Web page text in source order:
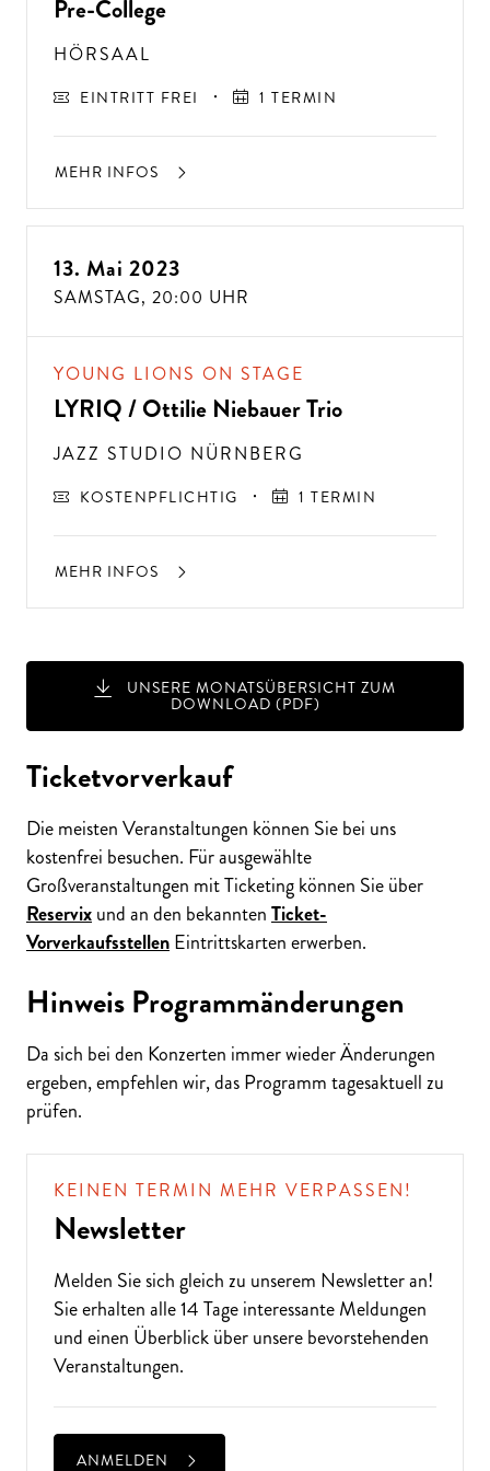
A
USSER
G
EW
Ö
H
N
LIC
H
E K
O
N
ZER
TER
LEBN
ISSE
S
T
E
H
E
N
SI
E
A
U
F
P
E
R
F
O
R
M
A
N
C
E
S
?
ALTE MUSIK BIS ZEITGENÖSSISCH
LIEBEN SIE DIE OPER?
Pre-College
HÖRSAAL
EINTRITT FREI 1 TERMIN
MEHR INFOS
13. Mai 2023
SAMSTAG, 20:00 UHR
YOUNG LIONS ON STAGE
LYRIQ / Ottilie Niebauer Trio
JAZZ STUDIO NÜRNBERG
KOSTENPFLICHTIG 1 TERMIN
MEHR INFOS
UNSERE MONATSÜBERSICHT ZUM
DOWNLOAD (PDF)
Ticketvorverkauf
Die meisten Veranstaltungen können Sie bei uns
kostenfrei besuchen. Für ausgewählte
Großveranstaltungen mit Ticketing können Sie über
Reservixund an den bekanntenTicket-
VorverkaufsstellenEintrittskarten erwerben.
Hinweis Programmänderungen
Da sich bei den Konzerten immer wieder Änderungen
ergeben, empfehlen wir, das Programm tagesaktuell zu
prüfen.
KEINEN TERMIN MEHR VERPASSEN!
Newsletter
Melden Sie sich gleich zu unserem Newsletteran!
Sie erhalten alle 14 Tage interessante Meldungen
und einen Überblick über unsere bevorstehenden
Veranstaltungen.
ANMELDEN